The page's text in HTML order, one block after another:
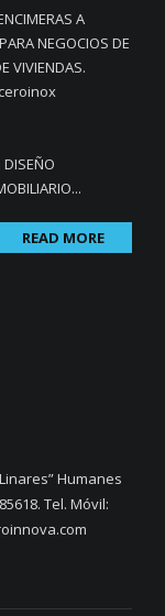
A
NEGOCIOS DE
VIVIENDAS.
READ MORE
Humanes
Tel. Móvil: